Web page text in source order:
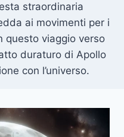
straordinaria
ai movimenti per i
questo viaggio verso
duraturo di Apollo
con l’universo.